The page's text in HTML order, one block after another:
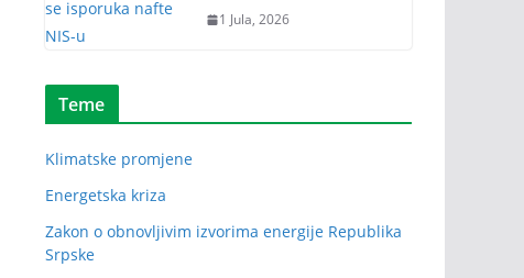
1 Jula, 2026
Teme
Klimatske promjene
Energetska kriza
Zakon o obnovljivim izvorima energije Republika
Srpske